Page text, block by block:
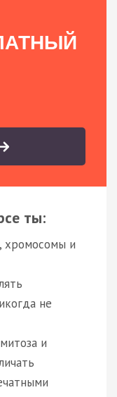
ты:
хромосомы и
не
и